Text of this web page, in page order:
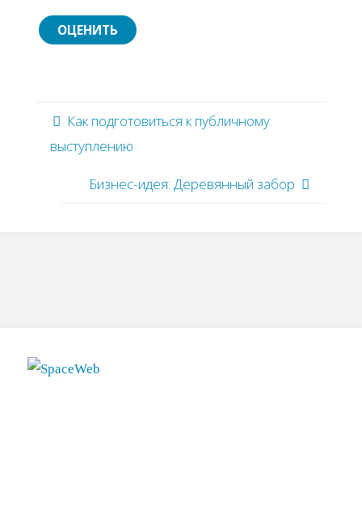
Как подготовиться к публичному
выступлению
Бизнес-идея: Деревянный забор